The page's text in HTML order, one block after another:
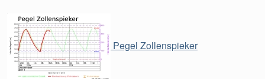
Pegel Zollenspieker